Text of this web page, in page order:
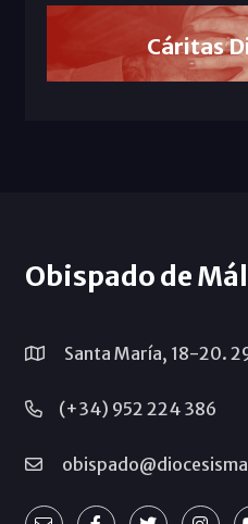
Cáritas
Obispado de
Santa María, 18-20.
(+34) 952 224 386